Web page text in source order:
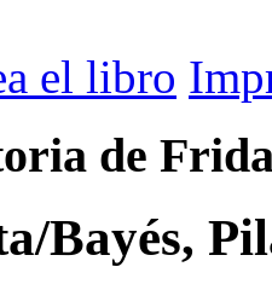
el libro
de
Bayés,